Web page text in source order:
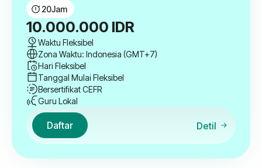
20Jam
10.000.000 IDR
Waktu Fleksibel
Zona Waktu: Indonesia (GMT+7)
Hari Fleksibel
Tanggal Mulai Fleksibel
Bersertifikat CEFR
Guru Lokal
Daftar Detil